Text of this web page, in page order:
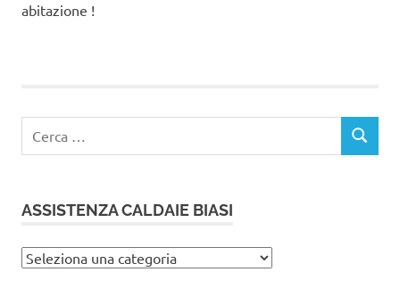
abitazione !
CERCA
ASSISTENZA CALDAIE BIASI
Assistenza